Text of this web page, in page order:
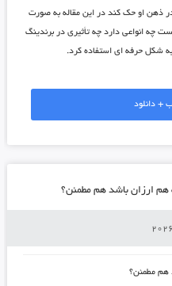
در ذهن او حک کند در این مقاله به صورت
چه انواعی دارد چه تأثیری در برندینگ
شکل حرفه ای استفاده کرد.
+ دانلود
هم ارزان باشد هم مطمئن؟
هم مطمئن؟